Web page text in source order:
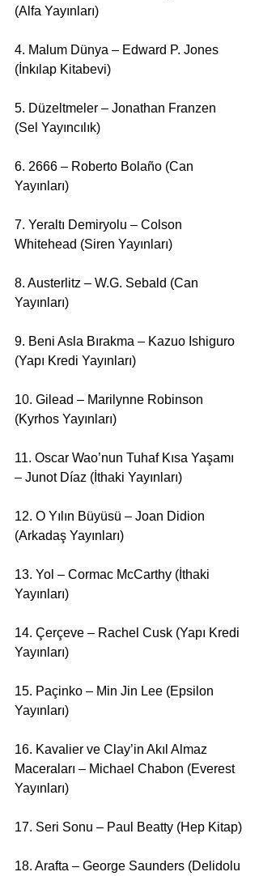
(Alfa Yayınları)
4. Malum Dünya – Edward P. Jones
(İnkılap Kitabevi)
5. Düzeltmeler – Jonathan Franzen
(Sel Yayıncılık)
6. 2666 – Roberto Bolaño (Can
Yayınları)
7. Yeraltı Demiryolu – Colson
Whitehead (Siren Yayınları)
8. Austerlitz – W.G. Sebald (Can
Yayınları)
9. Beni Asla Bırakma – Kazuo Ishiguro
(Yapı Kredi Yayınları)
10. Gilead – Marilynne Robinson
(Kyrhos Yayınları)
11. Oscar Wao’nun Tuhaf Kısa Yaşamı
– Junot Díaz (İthaki Yayınları)
12. O Yılın Büyüsü – Joan Didion
(Arkadaş Yayınları)
13. Yol – Cormac McCarthy (İthaki
Yayınları)
14. Çerçeve – Rachel Cusk (Yapı Kredi
Yayınları)
15. Paçinko – Min Jin Lee (Epsilon
Yayınları)
16. Kavalier ve Clay’in Akıl Almaz
Maceraları – Michael Chabon (Everest
Yayınları)
17. Seri Sonu – Paul Beatty (Hep Kitap)
18. Arafta – George Saunders (Delidolu